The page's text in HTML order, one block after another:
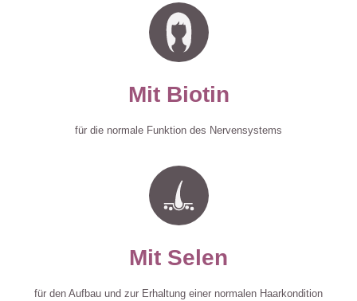
Mit Biotin
für die normale Funktion des Nervensystems
Mit Selen
für den Aufbau und zur Erhaltung einer normalen Haarkondition